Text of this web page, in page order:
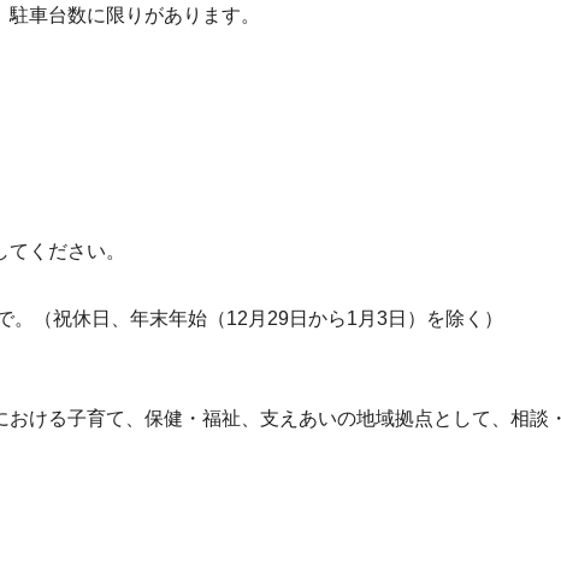
車台数に限りがあります。
ください。
（祝休日、年末年始（12月29日から1月3日）を除く）
ける子育て、保健・福祉、支えあいの地域拠点として、相談